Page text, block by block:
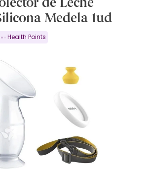
Medela 1ud
Health Points